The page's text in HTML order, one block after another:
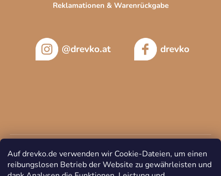
Auf drevko.de verwenden wir Cookie-Dateien, um einen
reibungslosen Betrieb der Website zu gewährleisten und
Reklamationen & Warenrückgabe
@drevko.at drevko